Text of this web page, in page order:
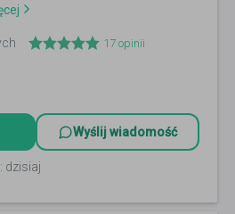
17 opinii
Wyślij wiadomość
dzisiaj